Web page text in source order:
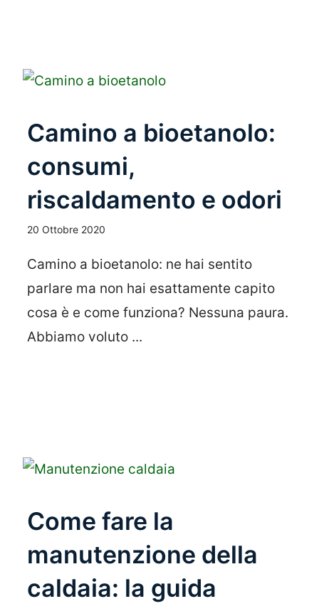
Camino a bioetanolo:
consumi,
riscaldamento e odori
20 Ottobre 2020
Camino a bioetanolo: ne hai sentito
parlare ma non hai esattamente capito
cosa è e come funziona? Nessuna paura.
Abbiamo voluto ...
Come fare la
manutenzione della
caldaia: la guida